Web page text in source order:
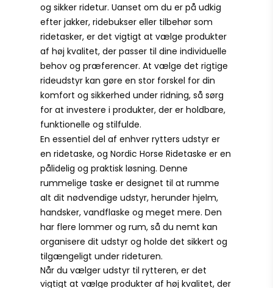
og sikker ridetur. Uanset om du er på udkig
efter jakker, ridebukser eller tilbehør som
ridetasker, er det vigtigt at vælge produkter
af høj kvalitet, der passer til dine individuelle
behov og præferencer. At vælge det rigtige
rideudstyr kan gøre en stor forskel for din
komfort og sikkerhed under ridning, så sørg
for at investere i produkter, der er holdbare,
funktionelle og stilfulde.
En essentiel del af enhver rytters udstyr er
en ridetaske, og Nordic Horse Ridetaske er en
pålidelig og praktisk løsning. Denne
rummelige taske er designet til at rumme
alt dit nødvendige udstyr, herunder hjelm,
handsker, vandflaske og meget mere. Den
har flere lommer og rum, så du nemt kan
organisere dit udstyr og holde det sikkert og
tilgængeligt under rideturen.
Når du vælger udstyr til rytteren, er det
vigtigt at vælge produkter af høj kvalitet, der